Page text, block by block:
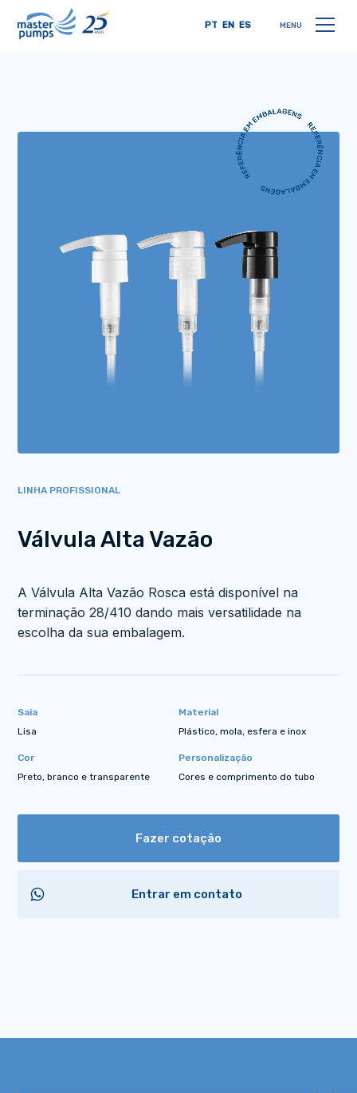
MENU
PT EN ES
LINHA PROFISSIONAL
Válvula Alta Vazão
A Válvula Alta Vazão Rosca está disponível na
terminação 28/410 dando mais versatilidade na
escolha da sua embalagem.
Saia
Lisa
Material
Plástico, mola, esfera e inox
Cor
Preto, branco e transparente
Personalização
Cores e comprimento do tubo
Fazer cotação
Entrar em contato